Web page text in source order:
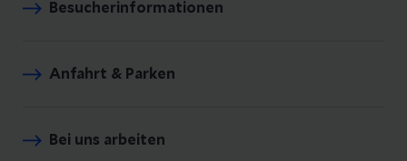
Besucherinformationen
Anfahrt & Parken
Bei uns arbeiten